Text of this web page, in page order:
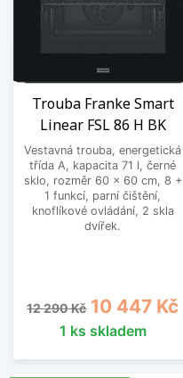
Trouba Franke Smart
Linear FSL 86 H BK
Vestavná trouba, energetická
třída A, kapacita 71 l, černé
sklo, rozměr 60 x 60 cm, 8 +
1 funkcí, parní čištění,
knoflíkové ovládání, 2 skla
dvířek.
Běžná cena
12 290 Kč Cena
10 447 Kč
1 ks skladem